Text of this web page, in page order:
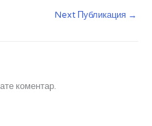
Next Публикация →
коментар.